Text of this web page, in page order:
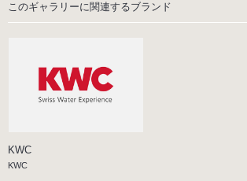
このギャラリーに関連するブランド
KWC
KWC